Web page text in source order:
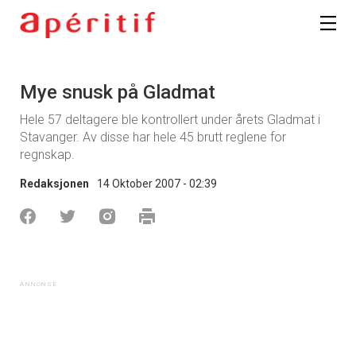
Mye snusk på Gladmat
Hele 57 deltagere ble kontrollert under årets Gladmat i
Stavanger. Av disse har hele 45 brutt reglene for
regnskap.
Redaksjonen 14 Oktober 2007 - 02:39